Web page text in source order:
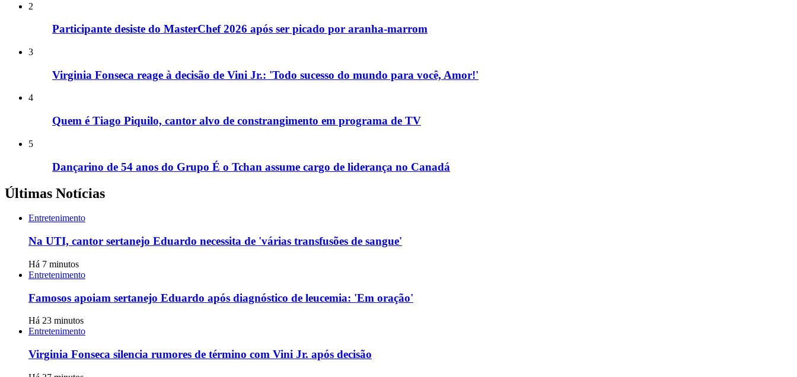
2
Participante desiste do MasterChef 2026 após ser picado por aranha-marrom
3
Virginia Fonseca reage à decisão de Vini Jr.: 'Todo sucesso do mundo para você, Amor!'
4
Quem é Tiago Piquilo, cantor alvo de constrangimento em programa de TV
5
Dançarino de 54 anos do Grupo É o Tchan assume cargo de liderança no Canadá
Últimas Notícias
Entretenimento
Na UTI, cantor sertanejo Eduardo necessita de 'várias transfusões de sangue'
Há 7 minutos
Entretenimento
Famosos apoiam sertanejo Eduardo após diagnóstico de leucemia: 'Em oração'
Há 23 minutos
Entretenimento
Virginia Fonseca silencia rumores de término com Vini Jr. após decisão